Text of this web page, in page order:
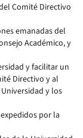
Comité Directivo
emanadas del
Académico, y
y facilitar un
Directivo y al
y los
por la